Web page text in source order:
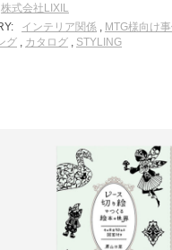
株式会社LIXIL
インテリア関係 MTG様向け
グ
カタログ STYLING